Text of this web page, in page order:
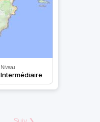
Niveau
Intermédiaire